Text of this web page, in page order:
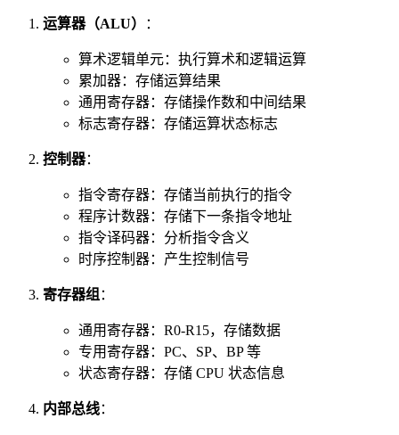
运算器（ALU） ：
算术逻辑单元：执行算术和逻辑运算
累加器：存储运算结果
通用寄存器：存储操作数和中间结果
标志寄存器：存储运算状态标志
控制器：
指令寄存器：存储当前执行的指令
程序计数器：存储下一条指令地址
指令译码器：分析指令含义
时序控制器：产生控制信号
寄存器组 ：
通用寄存器：R0-R15，存储数据
专用寄存器：PC、SP、BP 等
状态寄存器：存储 CPU 状态信息
内部总线：